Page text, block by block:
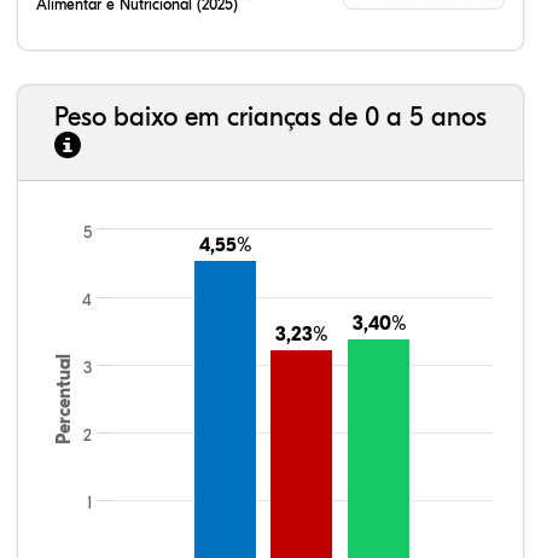
Alimentar e Nutricional (2025)
Peso baixo em crianças de 0 a 5 anos
Percentual
4,55%
4,55%
3,23%
3,23% 3,40%
3,40%
1
2
3
4
5